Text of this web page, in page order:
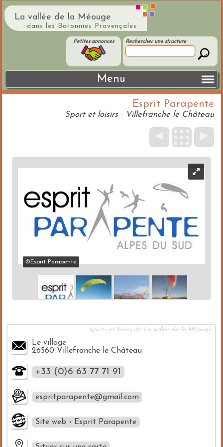
La vallée de la Méouge
dans les Baronnies Provençales
Rechercher une structure
Petites annonces
Menu
Esprit Parapente
Sport et loisirs- Villefranche le Château
©Esprit Parapente
Sports et loisirs de La vallée de la Méouge
Le village
26560 Villefranche le Château
+33 (0)6 63 77 71 91
espritparapente@gmail.com
Site web › Esprit Parapente